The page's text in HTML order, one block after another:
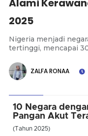
Alami
2025
Nigeria menjadi
tertinggi, mencapai
ZALFA RONAA
10 Negara
Pangan Akut
(Tahun 2025)